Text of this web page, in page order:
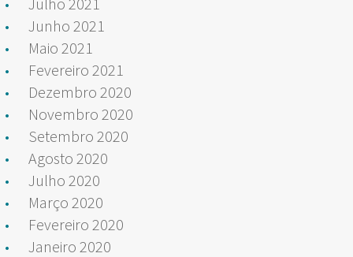
Junho 2021
Maio 2021
Fevereiro 2021
Dezembro 2020
Novembro 2020
Setembro 2020
Agosto 2020
Julho 2020
Março 2020
Fevereiro 2020
Janeiro 2020